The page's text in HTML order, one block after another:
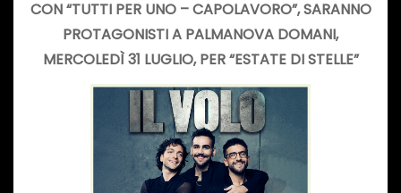
CON “TUTTI PER UNO – CAPOLAVORO”, SARANNO
PROTAGONISTI A PALMANOVA DOMANI,
MERCOLEDÌ 31 LUGLIO, PER “ESTATE DI STELLE”